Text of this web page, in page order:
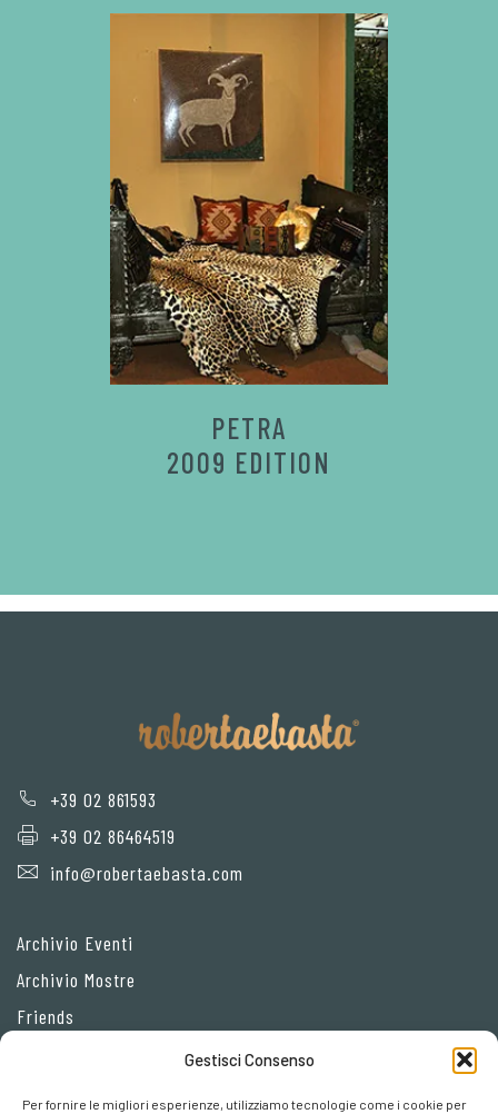
Gestisci Consenso
Per fornire le migliori esperienze, utilizziamo tecnologie come i cookie per
PETRA
2009 EDITION
+39 02 861593
+39 02 86464519
info@robertaebasta.com
Archivio Eventi
Archivio Mostre
Friends